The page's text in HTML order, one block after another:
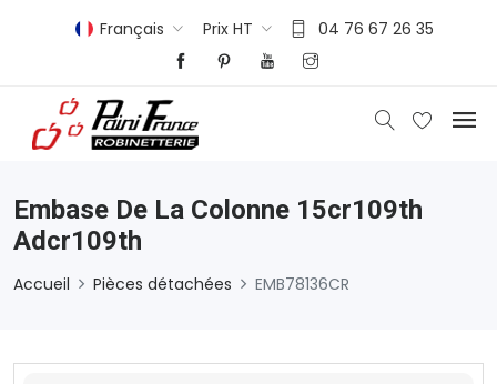
Français Prix HT 04 76 67 26 35
Embase De La Colonne 15cr109th
Adcr109th
Accueil Pièces détachées EMB78136CR